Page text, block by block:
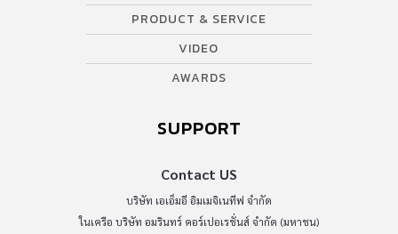
PRODUCT & SERVICE
VIDEO
AWARDS
SUPPORT
Contact US
บริษัท เอเอ็มอี อิมเมจิเนทีฟ จำกัด
ในเครือ บริษัท อมรินทร์ คอร์เปอเรชั่นส์ จำกัด (มหาชน)